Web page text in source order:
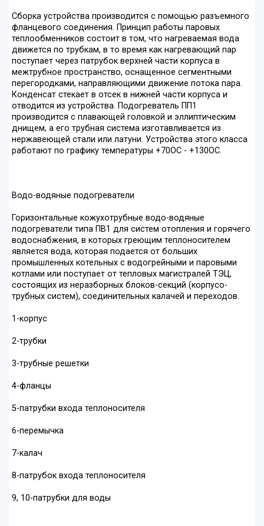
Сборка устройства производится с помощью разъемного
фланцевого соединения. Принцип работы паровых
теплообменников состоит в том, что нагреваемая вода
движется по трубкам, в то время как нагревающий пар
поступает через патрубок верхней части корпуса в
межтрубное пространство, оснащенное сегментными
перегородками, направляющими движение потока пара.
Конденсат стекает в отсек в нижней части корпуса и
отводится из устройства. Подогреватель ПП1
производится с плавающей головкой и эллиптическим
днищем, а его трубная система изготавливается из
нержавеющей стали или латуни. Устройства этого класса
работают по графику температуры +70ОС - +130ОС.
Водо-водяные подогреватели
Горизонтальные кожухотрубные водо-водяные
подогреватели типа ПВ1 для систем отопления и горячего
водоснабжения, в которых греющим теплоносителем
является вода, которая подается от больших
промышленных котельных с водогрейными и паровыми
котлами или поступает от тепловых магистралей ТЭЦ,
состоящих из неразборных блоков-секций (корпусо-
трубных систем), соединительных калачей и переходов.
1-корпус
2-трубки
3-трубные решетки
4-фланцы
5-патрубки входа теплоносителя
6-перемычка
7-калач
8-патрубок входа теплоносителя
9, 10-патрубки для воды